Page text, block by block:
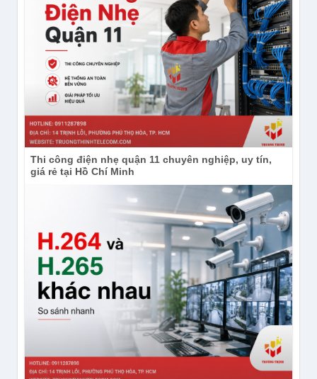
Thi công điện nhẹ quận 11 chuyên nghiệp, uy tín,
giá rẻ tại Hồ Chí Minh